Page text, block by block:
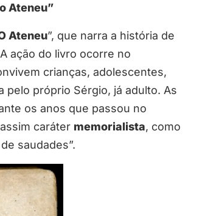
Ateneu”
Ateneu”, que narra a história de
ação do livro ocorre no
crianças, adolescentes,
próprio Sérgio, já adulto. As
os anos que passou no
caráter memorialista, como
saudades”.